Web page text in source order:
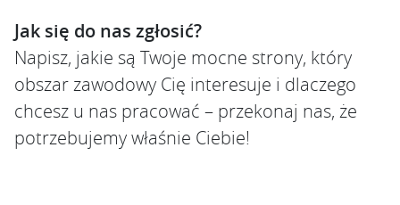
Jak się do nas zgłosić?
Napisz, jakie są Twoje mocne strony, który
obszar zawodowy Cię interesuje i dlaczego
chcesz u nas pracować – przekonaj nas, że
potrzebujemy właśnie Ciebie!